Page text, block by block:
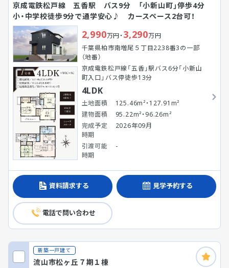
京成電鉄松戸線 五香駅 バス9分 「小新山町」停歩4分
小・中学校徒歩9分で通学安心♪ カースペース2台可！
2,990万円・3,290万円
千葉県柏市南増尾５丁目2238番3の一部
（地番）
京成電鉄松戸線「五香」駅バス6分「小新山
町入口」バス停徒歩13分
4LDK
土地面積
125.46m²・127.91m²
建物面積
95.22m²・96.26m²
完成予定
時期
2026年09月
引渡可能
時期
-
資料請求する 見学予約する
電話で問い合わせ
新築一戸建て
流山市松ヶ丘７期１棟